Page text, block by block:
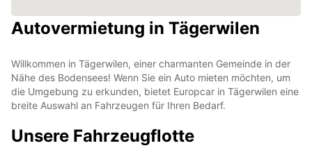
Autovermietung in Tägerwilen
Willkommen in Tägerwilen, einer charmanten Gemeinde in der
Nähe des Bodensees! Wenn Sie ein Auto mieten möchten, um
die Umgebung zu erkunden, bietet Europcar in Tägerwilen eine
breite Auswahl an Fahrzeugen für Ihren Bedarf.
Unsere Fahrzeugflotte